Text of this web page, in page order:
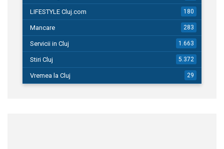
LIFESTYLE Cluj.com 180
Mancare 283
Servicii in Cluj 1.663
Stiri Cluj 5.372
Vremea la Cluj 29